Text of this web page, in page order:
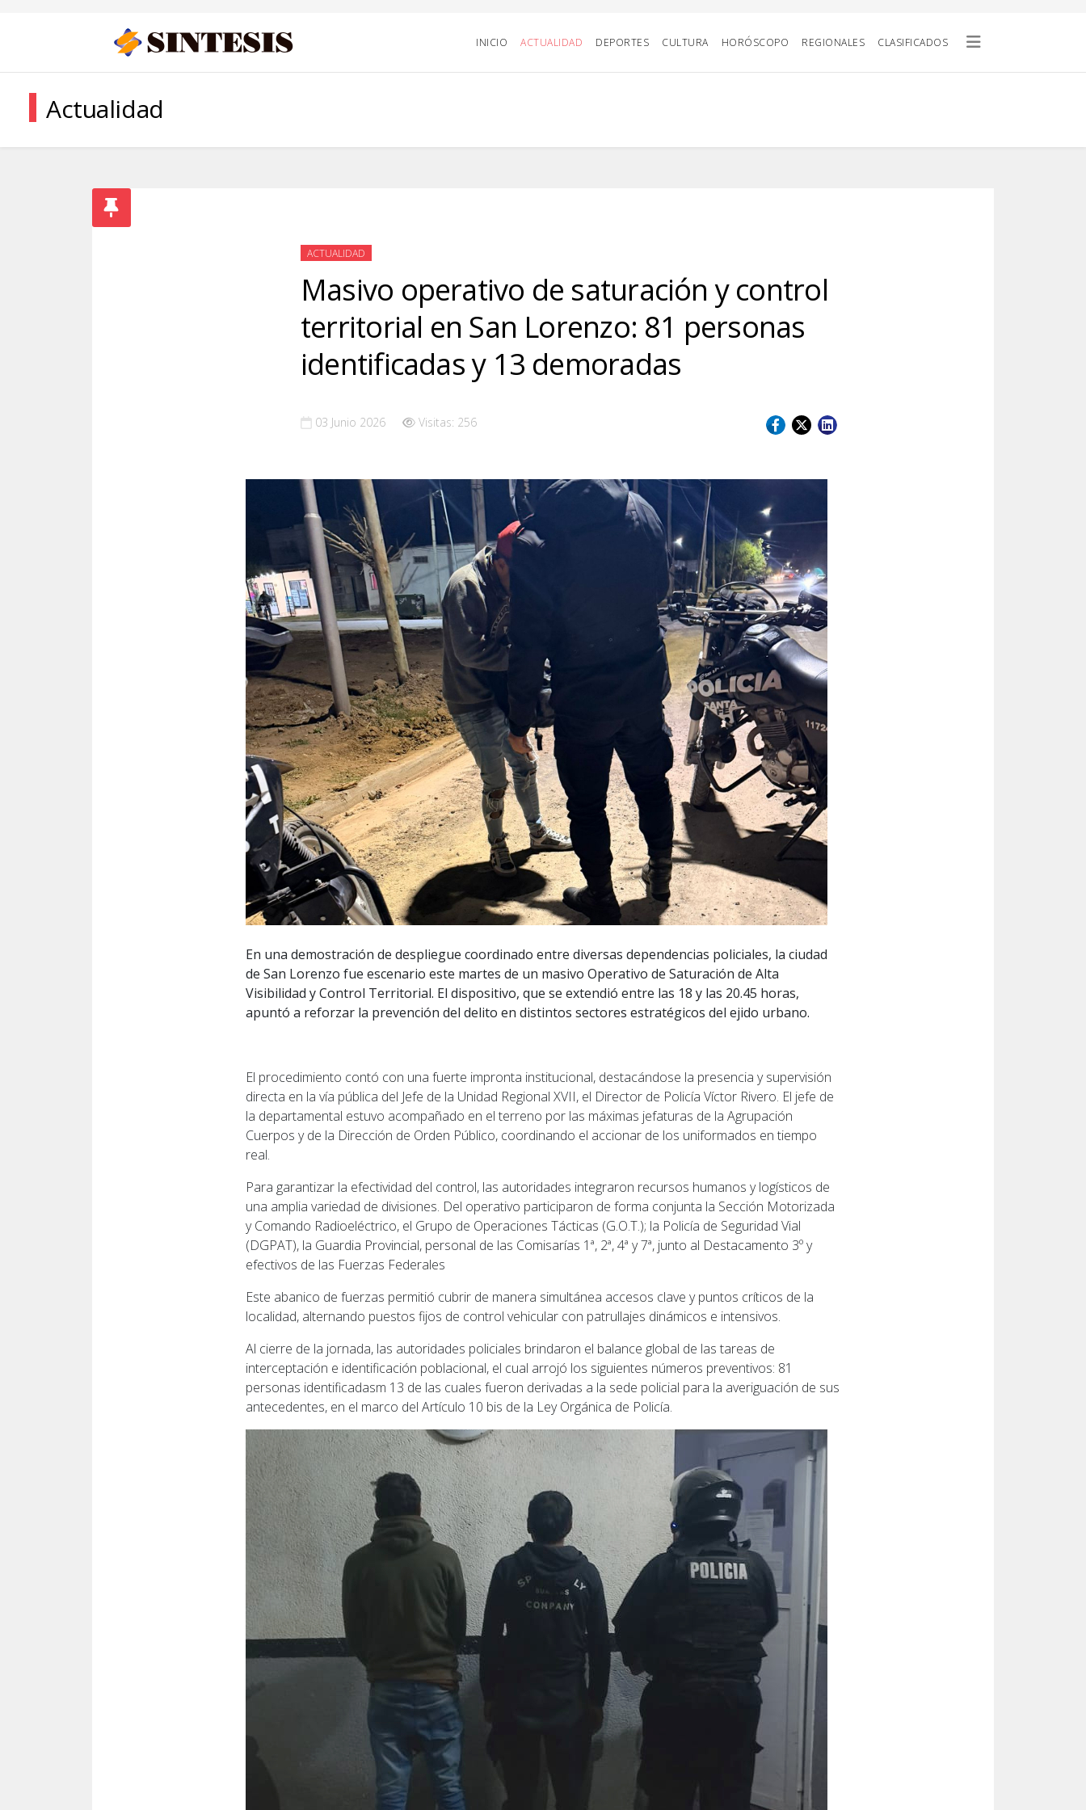
INICIO ACTUALIDAD DEPORTES CULTURA HORÓSCOPO REGIONALES CLASIFICADOS
Actualidad
ACTUALIDAD
Masivo operativo de saturación y control
territorial en San Lorenzo: 81 personas
identificadas y 13 demoradas
03 Junio 2026 Visitas: 256
En una demostración de despliegue coordinado entre diversas dependencias policiales, la ciudad
de San Lorenzo fue escenario este martes de un masivo Operativo de Saturación de Alta
Visibilidad y Control Territorial. El dispositivo, que se extendió entre las 18 y las 20.45 horas,
apuntó a reforzar la prevención del delito en distintos sectores estratégicos del ejido urbano.
El procedimiento contó con una fuerte impronta institucional, destacándose la presencia y supervisión
directa en la vía pública del Jefe de la Unidad Regional XVII, el Director de Policía Víctor Rivero. El jefe de
la departamental estuvo acompañado en el terreno por las máximas jefaturas de la Agrupación
Cuerpos y de la Dirección de Orden Público, coordinando el accionar de los uniformados en tiempo
real.
Para garantizar la efectividad del control, las autoridades integraron recursos humanos y logísticos de
una amplia variedad de divisiones. Del operativo participaron de forma conjunta la Sección Motorizada
y Comando Radioeléctrico, el Grupo de Operaciones Tácticas (G.O.T.); la Policía de Seguridad Vial
(DGPAT), la Guardia Provincial, personal de las Comisarías 1ª, 2ª, 4ª y 7ª, junto al Destacamento 3º y
efectivos de las Fuerzas Federales
Este abanico de fuerzas permitió cubrir de manera simultánea accesos clave y puntos críticos de la
localidad, alternando puestos fijos de control vehicular con patrullajes dinámicos e intensivos.
Al cierre de la jornada, las autoridades policiales brindaron el balance global de las tareas de
interceptación e identificación poblacional, el cual arrojó los siguientes números preventivos: 81
personas identificadasm 13 de las cuales fueron derivadas a la sede policial para la averiguación de sus
antecedentes, en el marco del Artículo 10 bis de la Ley Orgánica de Policía.